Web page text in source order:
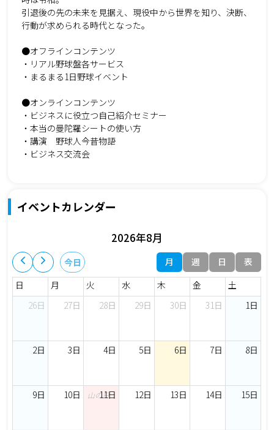
引退後の先の未来を見据え、現役中から世界を知り、決断、
行動が求められる時代となった。
●オフラインコンテンツ
・リアル野球盤各サービス
・まるまる1日野球イベント
●オンラインコンテンツ
・ビジネスに役立つ自己紹介セミナー
・本当の曼陀羅シートの使い方
・講演 野球人今昔物語
・ビジネス交流会
イベントカレンダー
今日
2026年8月
月 週 日
表
日
月 火 水 木 金
土
26日
27日 28日 29日 30日 31日 1日
2日 3日 4日 5日 6日 7日 8日
9日 10日 11日
山の日 12日 13日 14日 15日